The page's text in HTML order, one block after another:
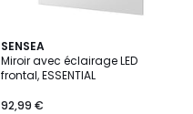
SENSEA
Miroir avec éclairage LED
frontal, ESSENTIAL
92,99 €